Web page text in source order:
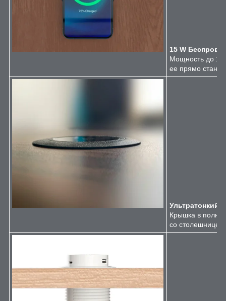
15 W
Мощность до 15
ее прямо
Ультратонкий
Крышка в
со